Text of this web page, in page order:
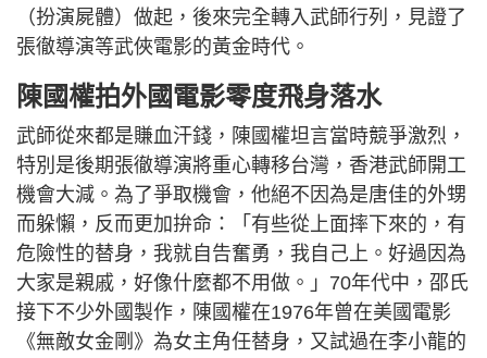
（扮演屍體）做起，後來完全轉入武師行列，見證了
張徹導演等武俠電影的黃金時代。
陳國權拍外國電影零度飛身落水
武師從來都是賺血汗錢，陳國權坦言當時競爭激烈，
特別是後期張徹導演將重心轉移台灣，香港武師開工
機會大減。為了爭取機會，他絕不因為是唐佳的外甥
而躲懶，反而更加拚命：「有些從上面摔下來的，有
危險性的替身，我就自告奮勇，我自己上。好過因為
大家是親戚，好像什麼都不用做。」70年代中，邵氏
接下不少外國製作，陳國權在1976年曾在美國電影
《無敵女金剛》為女主角任替身，又試過在李小龍的